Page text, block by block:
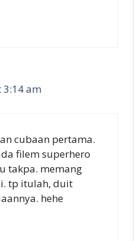
3:14 am
cubaan pertama.
filem superhero
takpa. memang
tp itulah, duit
hehe